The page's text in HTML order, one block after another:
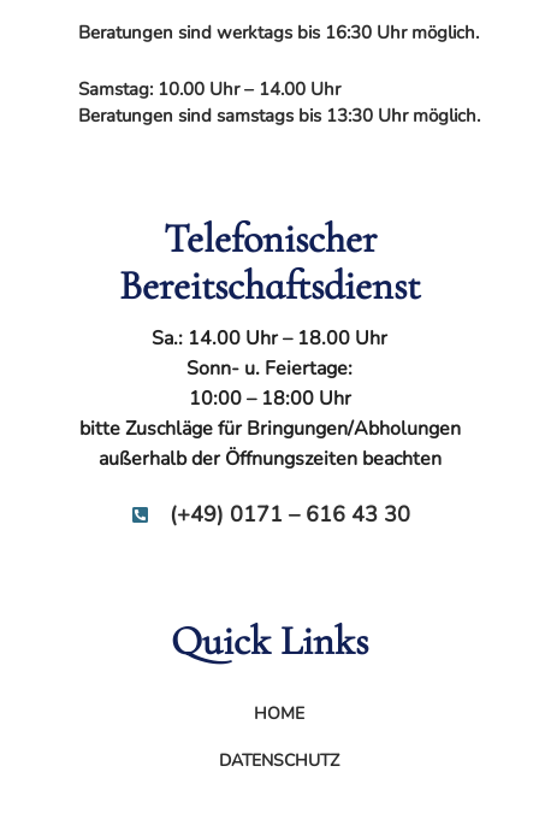
Beratungen sind werktags bis 16:30 Uhr möglich.
Samstag: 10.00 Uhr – 14.00 Uhr
Beratungen sind samstags bis 13:30 Uhr möglich.
Telefonischer
Bereitschaftsdienst
Sa.: 14.00 Uhr – 18.00 Uhr
Sonn- u. Feiertage:
10:00 – 18:00 Uhr
bitte Zuschläge für Bringungen/Abholungen
außerhalb der Öffnungszeiten beachten
(+49) 0171 – 616 43 30
Quick Links
HOME
DATENSCHUTZ